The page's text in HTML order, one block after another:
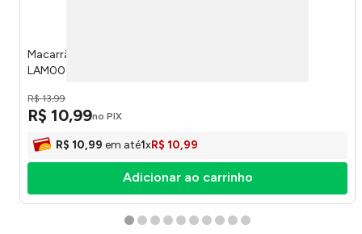
Macarrão Instantâneo Bts Jin Spicy Hot Copo 65g
LAM00235 - Ottogi
R$ 13,99
R$ 10,99no PIX
R$ 10,99 em até1xR$ 10,99
Adicionar ao carrinho